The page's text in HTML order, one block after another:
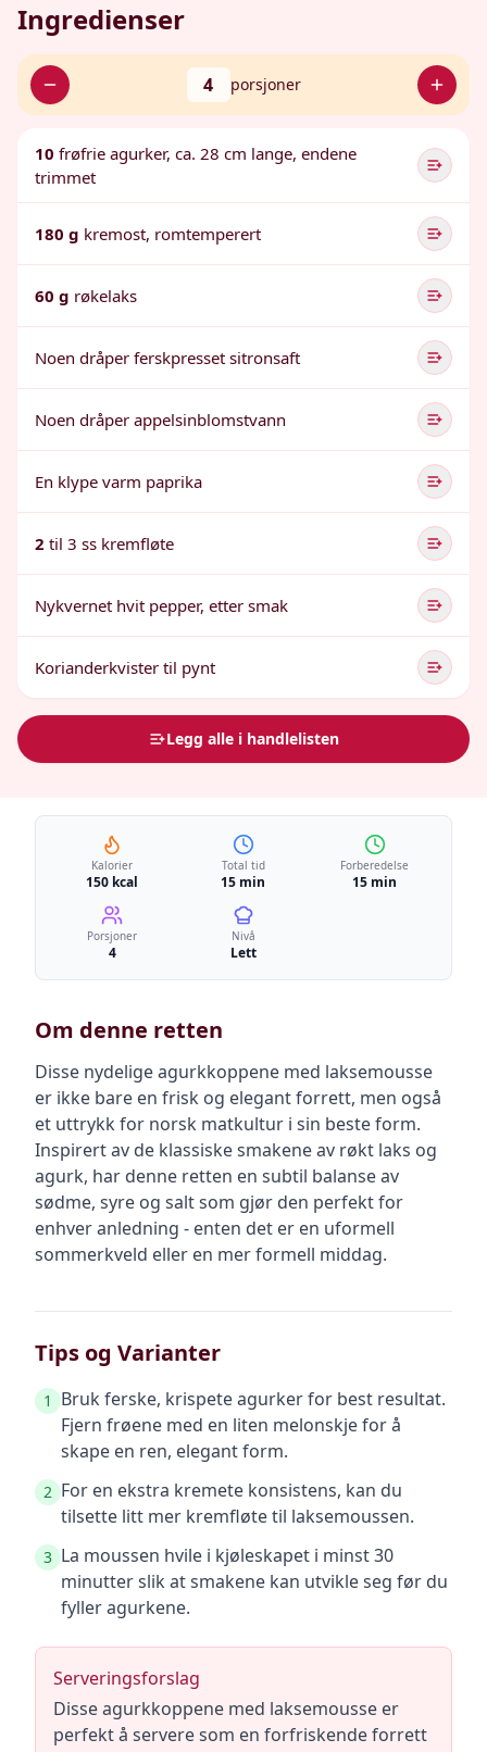
Ingredienser
4 porsjoner
10 frøfrie agurker, ca. 28 cm lange, endene
trimmet
180 g kremost, romtemperert
60 g røkelaks
Noen dråper ferskpresset sitronsaft
Noen dråper appelsinblomstvann
En klype varm paprika
2 til 3 ss kremfløte
Nykvernet hvit pepper, etter smak
Korianderkvister til pynt
Legg alle i handlelisten
Kalorier
150 kcal
Total tid
15 min
Forberedelse
15 min
Porsjoner
4
Nivå
Lett
Om denne retten
Disse nydelige agurkkoppene med laksemousse
er ikke bare en frisk og elegant forrett, men også
et uttrykk for norsk matkultur i sin beste form.
Inspirert av de klassiske smakene av røkt laks og
agurk, har denne retten en subtil balanse av
sødme, syre og salt som gjør den perfekt for
enhver anledning - enten det er en uformell
sommerkveld eller en mer formell middag.
Tips og Varianter
1
Bruk ferske, krispete agurker for best resultat.
Fjern frøene med en liten melonskje for å
skape en ren, elegant form.
2 For en ekstra kremete konsistens, kan du
tilsette litt mer kremfløte til laksemoussen.
3 La moussen hvile i kjøleskapet i minst 30
minutter slik at smakene kan utvikle seg før du
fyller agurkene.
Serveringsforslag
Disse agurkkoppene med laksemousse er
perfekt å servere som en forfriskende forrett